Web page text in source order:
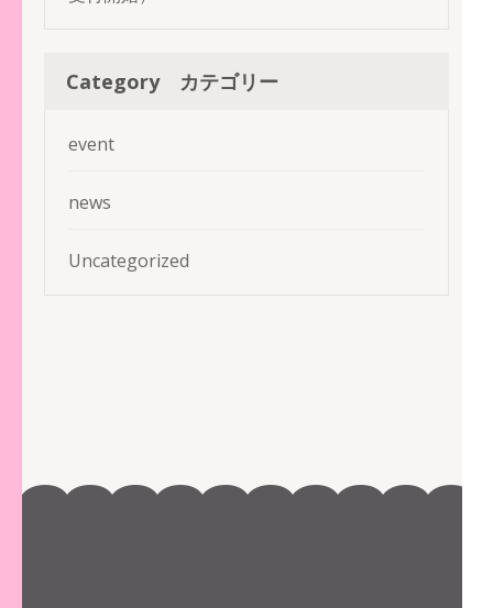
Category カテゴリー
event
news
Uncategorized